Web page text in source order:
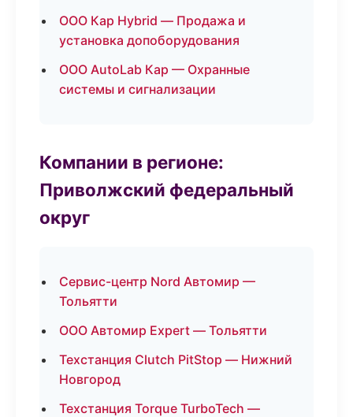
ООО Кар Hybrid — Продажа и
установка допоборудования
ООО AutoLab Кар — Охранные
системы и сигнализации
Компании в регионе:
Приволжский федеральный
округ
Сервис-центр Nord Автомир —
Тольятти
ООО Автомир Expert — Тольятти
Техстанция Clutch PitStop — Нижний
Новгород
Техстанция Torque TurboTech —